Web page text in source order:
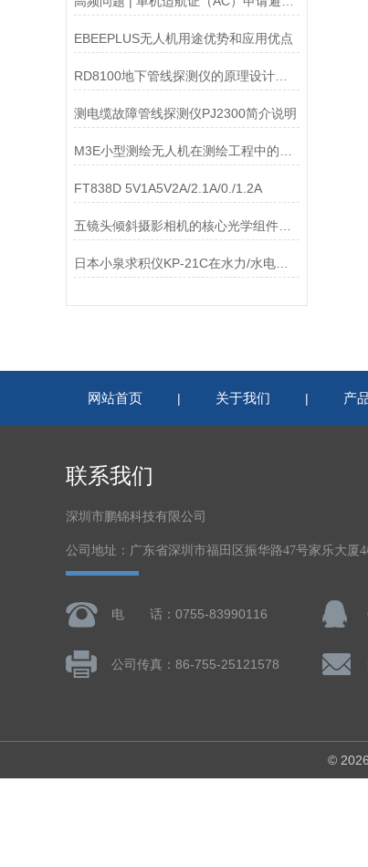
EBEEPLUS无人机用途优势和应用优点
RD8100地下管线探测仪的原理设计和性能特点
测电缆故障管线探测仪PJ2300简介说明
FT838D 5V1A5V2A/2.1A/0./1.2A
五镜头倾斜摄影相机的核心光学组件及功能特点
日本小泉求积仪KP-21C在水力/水电的使用
网站首页 | 关于我们 | 产
联系我们
深圳市鹏锦科技有限公司
公司地址：广东省深圳市福田区振华路47号家乐大厦
电 话：0755-83990116
公司传真：86-755-25121578
©